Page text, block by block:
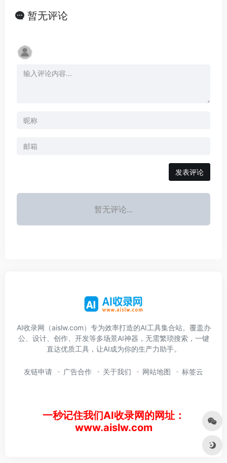
暂无评论
发表评论
暂无评论...
AI收录网（aislw.com）专为效率打造的AI工具集合站。覆盖办
公、设计、创作、开发等多场景AI神器，无需繁琐搜索，一键
直达优质工具，让AI成为你的生产力助手。
友链申请 广告合作 关于我们 网站地图 标签云
一秒记住我们AI收录网的网址：
www.aislw.com